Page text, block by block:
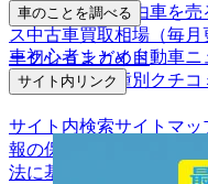
定が選ばれる理由車を売
ス中古車買取相場（毎月
ークションガイド
車のことを調べる
車初心者まとめ自動車ニ
費を調べる車種別クチコ
サイト内リンク
サイト内検索サイトマッ
報の保護について
法に基づく表示
アフィ